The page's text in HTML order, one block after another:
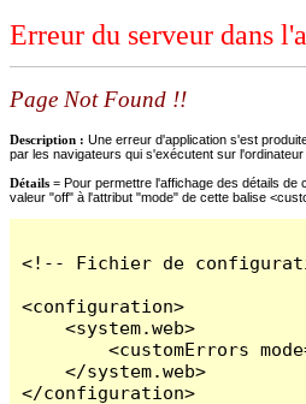
Erreur du serveur dans
Page Not Found !!
Description : Une erreur d'application s'est
par les navigateurs qui s'exécutent sur l'ordinateur
Détails = Pour permettre l'affichage des détails
valeur "off" à l'attribut "mode" de cette balise
<!-- Fichier de
<configuration>
    <system.web>
<customErrors
    </system.web>
</configuration>